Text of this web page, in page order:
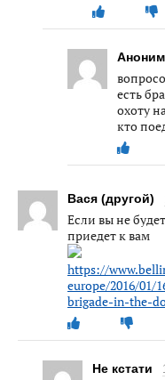
Аноним
есть
охоту
кто
Вася (другой)
Если вы не
приедет к вам
https://
europe/2016/01/
brigade-in-the-
Не кстати